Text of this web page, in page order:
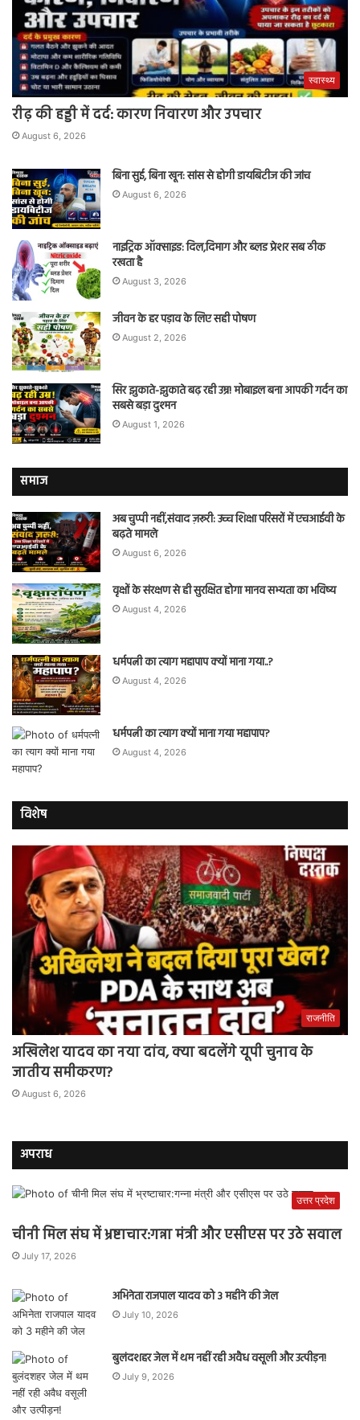
स्वास्थ्य
रीढ़ की हड्डी में दर्द: कारण निवारण और उपचार
August 6, 2026
बिना सुई, बिना खून: सांस से होगी डायबिटीज की जांच
August 6, 2026
नाइट्रिक ऑक्साइड: दिल,दिमाग और ब्लड प्रेशर सब ठीक
रखता है
August 3, 2026
जीवन के हर पड़ाव के लिए सही पोषण
August 2, 2026
सिर झुकाते-झुकाते बढ़ रही उम्र! मोबाइल बना आपकी गर्दन का
सबसे बड़ा दुश्मन
August 1, 2026
समाज
अब चुप्पी नहीं,संवाद ज़रूरी: उच्च शिक्षा परिसरों में एचआईवी के
बढ़ते मामले
August 6, 2026
वृक्षों के संरक्षण से ही सुरक्षित होगा मानव सभ्यता का भविष्य
August 4, 2026
धर्मपत्नी का त्याग महापाप क्यों माना गया..?
August 4, 2026
धर्मपत्नी का त्याग क्यों माना गया महापाप?
August 4, 2026
विशेष
राजनीति
अखिलेश यादव का नया दांव, क्या बदलेंगे यूपी चुनाव के
जातीय समीकरण?
August 6, 2026
अपराध
उत्तर प्रदेश
चीनी मिल संघ में भ्रष्टाचार:गन्ना मंत्री और एसीएस पर उठे सवाल
July 17, 2026
अभिनेता राजपाल यादव को 3 महीने की जेल
July 10, 2026
बुलंदशहर जेल में थम नहीं रही अवैध वसूली और उत्पीड़न!
July 9, 2026